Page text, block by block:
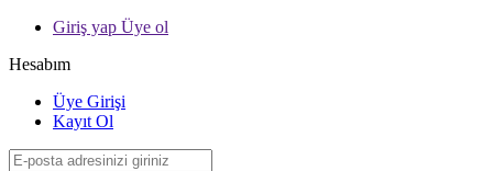
Giriş yap Üye ol
Hesabım
Üye Girişi
Kayıt Ol